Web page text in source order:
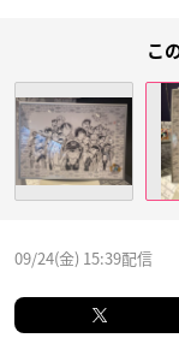
こ
09/24(金) 15:39配信